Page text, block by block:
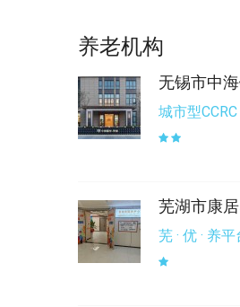
养老机构
无锡市中
城市型CCRC
芜湖市康
芜 · 优 · 养平